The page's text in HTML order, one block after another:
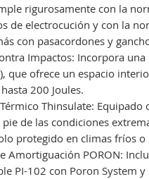
rigurosamente con la
de electrocución y con la
con pasacordones y
Impactos: Incorpora
que ofrece un espacio
200 Joules.
Thinsulate: Equipado
pie de las condiciones
protegido en climas fríos o
Amortiguación PORON:
PI-102 con Poron System